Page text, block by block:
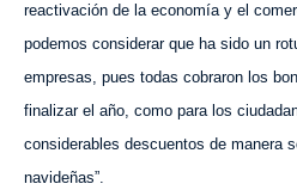
reactivación de la economía y el
podemos considerar que ha sido un
empresas, pues todas cobraron los
finalizar el año, como para los
considerables descuentos de manera
navideñas”.